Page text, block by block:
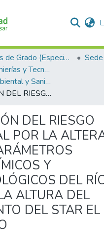
Trabajos de Grado (Especializaciones y Pregrados)
Facultad Ingenierías y Tecnologías
Ingeniería Ambiental y Sanitaria.
EVALUACIÓN DEL RIESGO AMBIENTAL POR LA ALTERACIÓN DE LOS PARÁMETROS FÍSICOQUÍMICOS Y MICROBIOLÓGICOS DEL RÍO CESAR A LA ALTURA DEL VERTIMIENTO DEL STAR EL SALGUERO
DEL RIESGO
POR LA
Y
DEL
ALTURA DEL
DEL STAR EL